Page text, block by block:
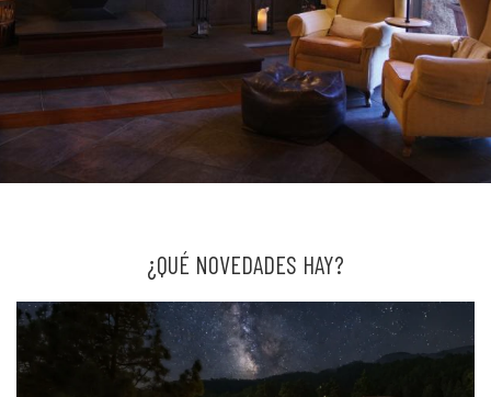
¿QUÉ NOVEDADES HAY?